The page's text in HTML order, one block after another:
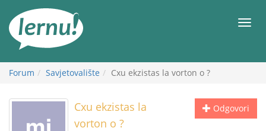
Meni
Forum Savjetovalište Cxu ekzistas la vorton o ?
Odgovori
Cxu ekzistas la
vorton o ?